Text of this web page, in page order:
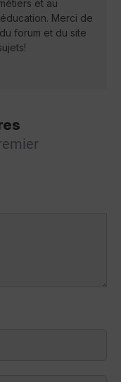
et au
Merci de
forum et du site